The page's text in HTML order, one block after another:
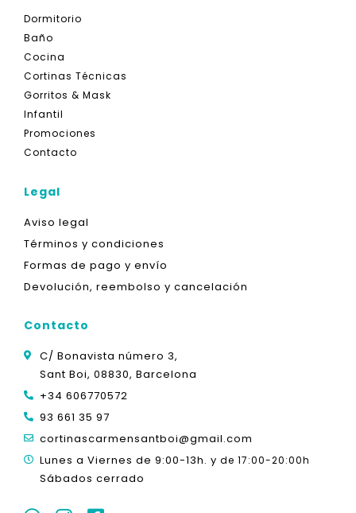
Dormitorio
Baño
Cocina
Cortinas Técnicas
Gorritos & Mask
Infantil
Promociones
Contacto
Legal
Aviso legal
Términos y condiciones
Formas de pago y envío
Devolución, reembolso y cancelación
Contacto
C/ Bonavista número 3,
Sant Boi, 08830, Barcelona
+34 606770572
93 661 35 97
cortinascarmensantboi@gmail.com
Lunes a Viernes de 9:00-13h. y de 17:00-20:00h
Sábados cerrado